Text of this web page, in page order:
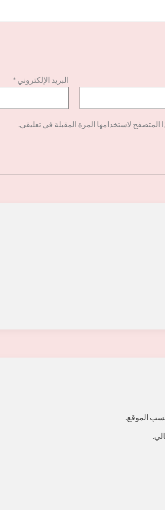
البريد الإلكتروني*
لاستخدامها المرة المقبلة في تعليقي.
الموقع.